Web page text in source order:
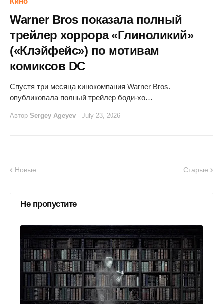
Warner Bros показала полный
трейлер хоррора «Глиноликий»
(«Клэйфейс») по мотивам
комиксов DC
Спустя три месяца кинокомпания Warner Bros.
опубликовала полный трейлер боди-хо…
Автор Sergey Ageyev - July 23, 2026
Новые Старые
Не пропустите